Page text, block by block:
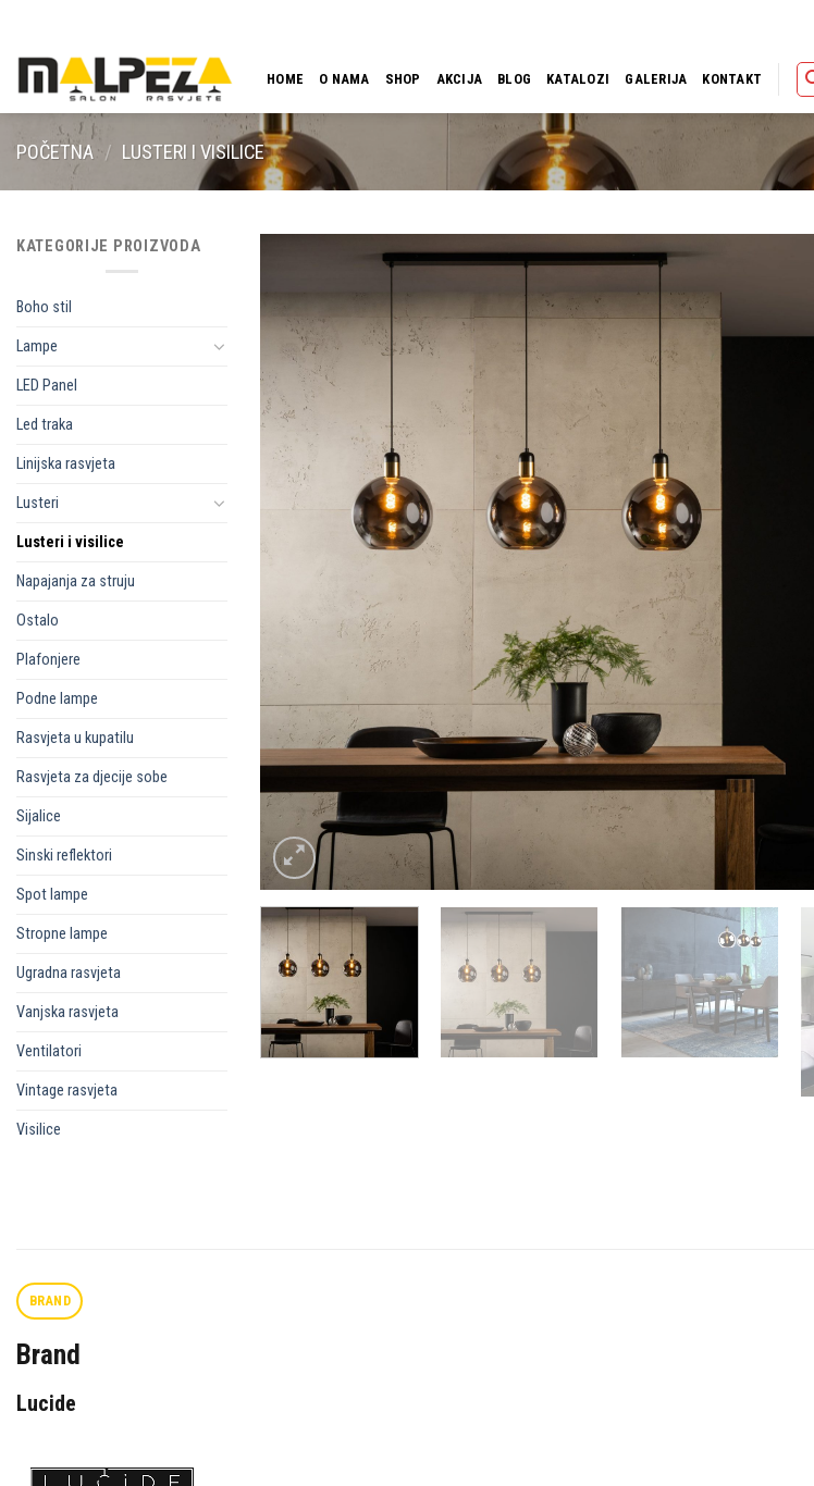
content
HOME O NAMA SHOP AKCIJA BLOG KATALOZI GALERIJA KONTAKT
POČETNA / LUSTERI I VISILICE
KATEGORIJE PROIZVODA
Boho stil
Lampe
LED Panel
Led traka
Linijska rasvjeta
Lusteri
Lusteri i visilice
Napajanja za struju
Ostalo
Plafonjere
Podne lampe
Rasvjeta u kupatilu
Rasvjeta za djecije sobe
Sijalice
Sinski reflektori
Spot lampe
Stropne lampe
Ugradna rasvjeta
Vanjska rasvjeta
Ventilatori
Vintage rasvjeta
Visilice
BRAND
Brand
Lucide